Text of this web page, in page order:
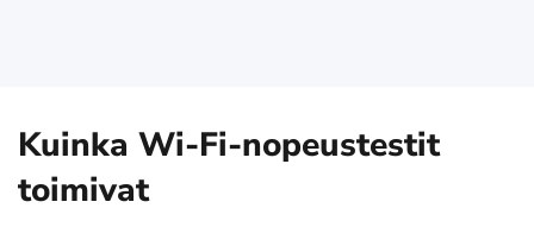
Kuinka Wi-Fi-nopeustestit
toimivat